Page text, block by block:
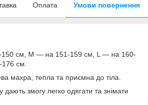
Оплата Умови повернення
150 см, М — на 151-159 см, L — на 160-
см.
махра, тепла та приємна до тіла.
дають змогу легко одягати та знімати